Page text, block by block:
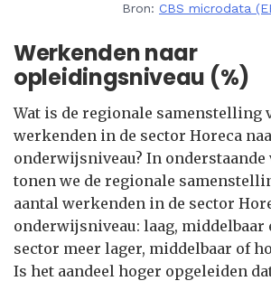
Bron: CBS microdata
Werkenden naar
opleidingsniveau (%)
Wat is de regionale samenstelling
werkenden in de sector Horeca
onderwijsniveau? In
tonen we de regionale
aantal werkenden in de sector
onderwijsniveau: laag, middelbaar
sector meer lager, middelbaar of
Is het aandeel hoger opgeleiden